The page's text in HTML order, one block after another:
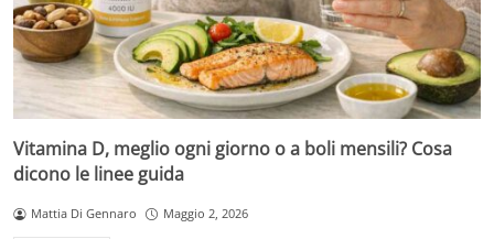
Vitamina D, meglio ogni giorno o a boli mensili? Cosa
dicono le linee guida
Mattia Di Gennaro Maggio 2, 2026